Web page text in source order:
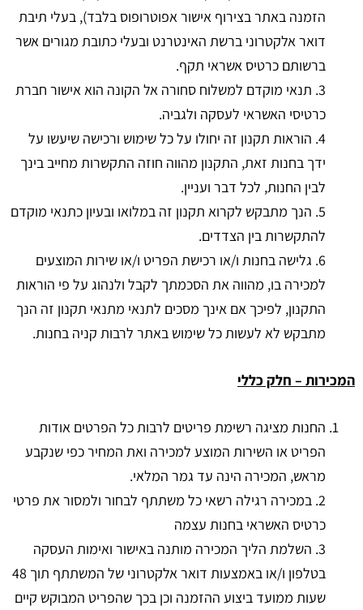
הזמנה באתר בצירוף אישור אפוטרופוס בלבד), בעלי תיבת
דואר אלקטרוני ברשת האינטרנט ובעלי כתובת מגורים אשר
ברשותם כרטיס אשראי תקף.
3. תנאי מוקדם למשלוח סחורה אל הקונה הוא אישור חברת
כרטיסי האשראי לעסקה ולגביה.
4. הוראות תקנון זה יחולו על כל שימוש ורכישה שיעשו על
ידך בחנות זאת, התקנון מהווה חוזה התקשרות מחייב בינך
לבין החנות, לכל דבר ועניין.
5. הנך מתבקש לקרוא תקנון זה במלואו ובעיון כתנאי מוקדם
להתקשרות בין הצדדים.
6. גלישה בחנות ו/או רכישת הפריט ו/או שירות המוצעים
למכירה בו, מהווה את הסכמתך לקבל ולנהוג על פי הוראות
התקנון, לפיכך אם אינך מסכים לתנאי מתנאי תקנון זה הנך
מתבקש לא לעשות כל שימוש באתר לרבות קניה בחנות.
המכירות – חלק כללי
החנות מציגה רשימת פריטים לרבות כל הפרטים אודות
הפריט או השירות המוצע למכירה ואת המחיר כפי שנקבע
מראש, המכירה הינה עד גמר המלאי.
2. במכירה רגילה רשאי כל משתתף לבחור ולמסור את פרטי
כרטיס האשראי בחנות עצמה
3. השלמת הליך המכירה מותנה באישור ואימות העסקה
בטלפון ו/או באמצעות דואר אלקטרוני של המשתתף תוך 48
שעות ממועד ביצוע ההזמנה וכן בכך שהפריט המבוקש קיים